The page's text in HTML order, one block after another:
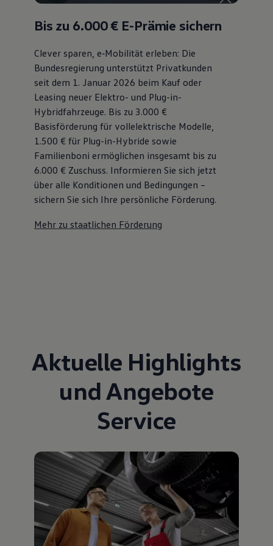
Bulli Magazin
Fahrzeugabholung ab Werk
Bis zu 6.000 € E-Prämie sichern
Clever sparen, e‑Mobilität erleben: Die
Bundesregierung unterstützt Privatkunden
seit dem 1. Januar 2026 beim Kauf oder
Leasing neuer Elektro- und Plug-in-
Hybridfahrzeuge. Bis zu 3.000 €
Basisförderung für vollelektrische Modelle,
1.500 € für Plug-in-Hybride sowie
Familienboni ermöglichen insgesamt bis zu
6.000 € Zuschuss⁠. Informieren Sie sich jetzt
über alle Konditionen und Bedingungen –
sichern Sie sich Ihre persönliche Förderung.
Mehr zu staatlichen Förderung
Aktuelle Highlights
und Angebote
Service